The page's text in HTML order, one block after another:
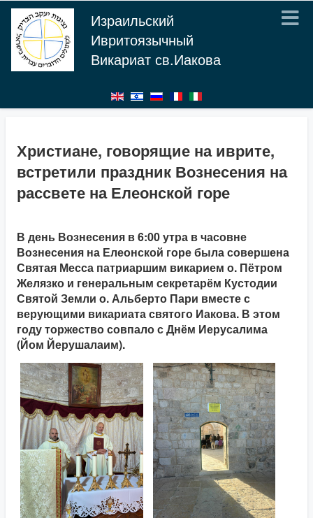
Израильский
Ивритоязычный
Викариат св.Иакова
Христиане, говорящие на иврите,
встретили праздник Вознесения на
рассвете на Елеонской горе
В день Вознесения в 6:00 утра в часовне
Вознесения на Елеонской горе была совершена
Святая Месса патриаршим викарием о. Пётром
Желязко и генеральным секретарём Кустодии
Святой Земли о. Альберто Пари вместе с
верующими викариата святого Иакова. В этом
году торжество совпало с Днём Иерусалима
(Йом Йерушалаим).